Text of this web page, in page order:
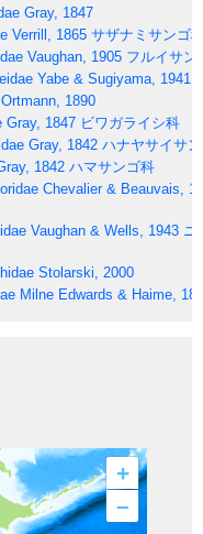
Gray, 1847
Verrill, 1865 サザナミサンゴ
Vaughan, 1905 フルイサン
Yabe & Sugiyama, 1941
Ortmann, 1890
Gray, 1847 ビワガライシ科
Gray, 1842 ハナヤサイサ
1842 ハマサンゴ科
Chevalier & Beauvais,
Vaughan & Wells, 1943 ニ
Stolarski, 2000
Milne Edwards & Haime,
+
–